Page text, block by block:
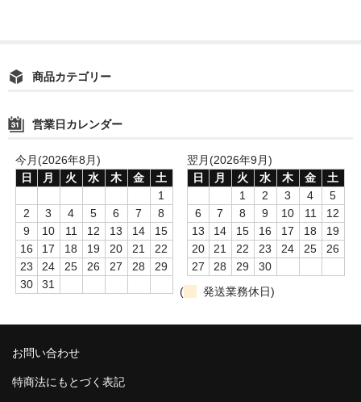
商品カテゴリー
営業日カレンダー
今月(2026年8月)
日
月 火 水 木 金
土
1
2
3 4 5 6 7
8
9
10 11 12 13 14
15
16
17 18 19 20 21
22
23
24 25 26 27 28
29
30
31
翌月(2026年9月)
日
月 火 水 木 金
土
1
2 3 4
5
6
7 8 9 10 11
12
13
14 15 16 17 18
19
20
21 22 23 24 25
26
27
28 29
30
(
発送業務休日)
お問い合わせ
特商法にもとづく表記